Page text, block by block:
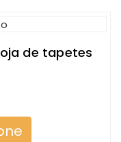
de tapetes